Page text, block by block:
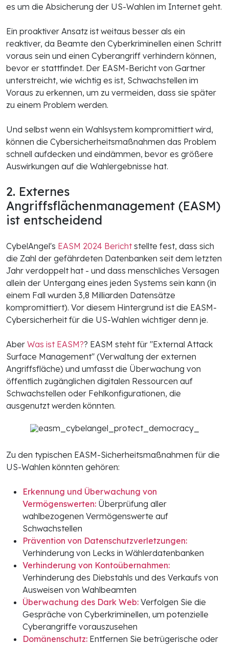
es um die Absicherung der US-Wahlen im Internet geht.
Ein proaktiver Ansatz ist weitaus besser als ein
reaktiver, da Beamte den Cyberkriminellen einen Schritt
voraus sein und einen Cyberangriff verhindern können,
bevor er stattfindet. Der EASM-Bericht von Gartner
unterstreicht, wie wichtig es ist, Schwachstellen im
Voraus zu erkennen, um zu vermeiden, dass sie später
zu einem Problem werden.
Und selbst wenn ein Wahlsystem kompromittiert wird,
können die Cybersicherheitsmaßnahmen das Problem
schnell aufdecken und eindämmen, bevor es größere
Auswirkungen auf die Wahlergebnisse hat.
2. Externes
Angriffsflächenmanagement (EASM)
ist entscheidend
CybelAngel's EASM 2024 Berichtstellte fest, dass sich
die Zahl der gefährdeten Datenbanken seit dem letzten
Jahr verdoppelt hat - und dass menschliches Versagen
allein der Untergang eines jeden Systems sein kann (in
einem Fall wurden 3,8 Milliarden Datensätze
kompromittiert). Vor diesem Hintergrund ist die EASM-
Cybersicherheit für die US-Wahlen wichtiger denn je.
Aber Was ist EASM?? EASM steht für "External Attack
Surface Management" (Verwaltung der externen
Angriffsfläche) und umfasst die Überwachung von
öffentlich zugänglichen digitalen Ressourcen auf
Schwachstellen oder Fehlkonfigurationen, die
ausgenutzt werden könnten.
Zu den typischen EASM-Sicherheitsmaßnahmen für die
US-Wahlen könnten gehören:
Erkennung und Überwachung von
Vermögenswerten: Überprüfung aller
wahlbezogenen Vermögenswerte auf
Schwachstellen
Prävention von Datenschutzverletzungen:
Verhinderung von Lecks in Wählerdatenbanken
Verhinderung von Kontoübernahmen:
Verhinderung des Diebstahls und des Verkaufs von
Ausweisen von Wahlbeamten
Überwachung des Dark Web: Verfolgen Sie die
Gespräche von Cyberkriminellen, um potenzielle
Cyberangriffe vorauszusehen
Domänenschutz: Entfernen Sie betrügerische oder